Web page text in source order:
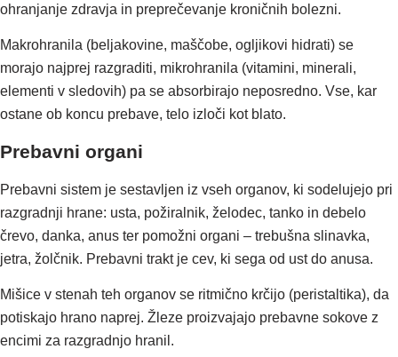
ohranjanje zdravja in preprečevanje kroničnih bolezni.
Makrohranila (beljakovine, maščobe, ogljikovi hidrati) se
morajo najprej razgraditi, mikrohranila (vitamini, minerali,
elementi v sledovih) pa se absorbirajo neposredno. Vse, kar
ostane ob koncu prebave, telo izloči kot blato.
Prebavni organi
Prebavni sistem je sestavljen iz vseh organov, ki sodelujejo pri
razgradnji hrane: usta, požiralnik, želodec, tanko in debelo
črevo, danka, anus ter pomožni organi – trebušna slinavka,
jetra, žolčnik. Prebavni trakt je cev, ki sega od ust do anusa.
Mišice v stenah teh organov se ritmično krčijo (peristaltika), da
potiskajo hrano naprej. Žleze proizvajajo prebavne sokove z
encimi za razgradnjo hranil.